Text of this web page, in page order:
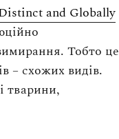
and Globally
Тобто це
– схожих видів.
тварини,